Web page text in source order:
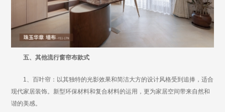
五、其他流行窗帘布款式
1、百叶帘：以其独特的光影效果和简洁大方的设计风格受到追捧，适合
现代家居装饰。新型环保材料和复合材料的运用，更为家居空间带来自然和
谐的美感。